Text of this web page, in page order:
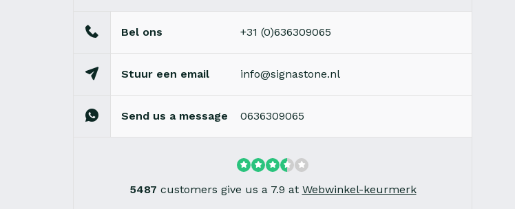
Bel ons +31 (0)636309065
Stuur een email info@signastone.nl
Send us a message 0636309065
5487 customers give us a 7.9 at Webwinkel-keurmerk